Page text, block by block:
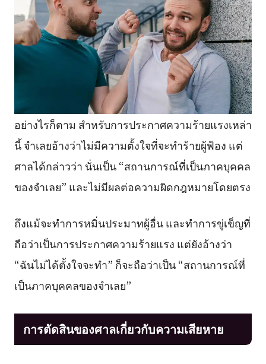
อย่างไรก็ตาม สำหรับการประกาศความร้ายแรงเหล่า
นี้ จำเลยอ้างว่าไม่มีความตั้งใจที่จะทำร้ายผู้ฟ้อง แต่
ศาลได้กล่าวว่า นั่นเป็น “สถานการณ์ที่เป็นภาคบุคคล
ของจำเลย” และไม่มีผลต่อความผิดกฎหมายโดยตรง
ถึงแม้จะทำการหมิ่นประมาทผู้อื่น และทำการขู่เข็ญที่
ถือว่าเป็นการประกาศความร้ายแรง แต่ยังอ้างว่า
“ฉันไม่ได้ตั้งใจจะทำ” ก็จะถือว่าเป็น “สถานการณ์ที่
เป็นภาคบุคคลของจำเลย”
การตัดสินของศาลเกี่ยวกับความเสียหาย